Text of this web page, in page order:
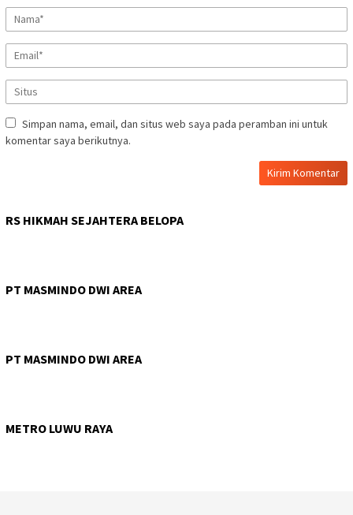
Simpan nama, email, dan situs web saya pada peramban ini untuk
komentar saya berikutnya.
RS HIKMAH SEJAHTERA BELOPA
PT MASMINDO DWI AREA
PT MASMINDO DWI AREA
METRO LUWU RAYA